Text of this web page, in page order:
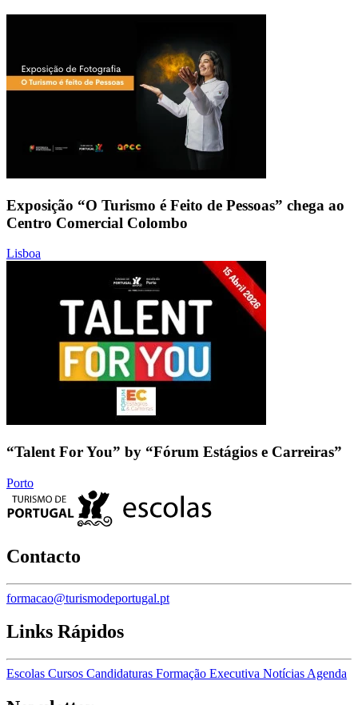
Exposição “O Turismo é Feito de Pessoas” chega ao
Centro Comercial Colombo
Lisboa
“Talent For You” by “Fórum Estágios e Carreiras”
Porto
Contacto
formacao@turismodeportugal.pt
Links Rápidos
Escolas Cursos Candidaturas Formação Executiva Notícias Agenda